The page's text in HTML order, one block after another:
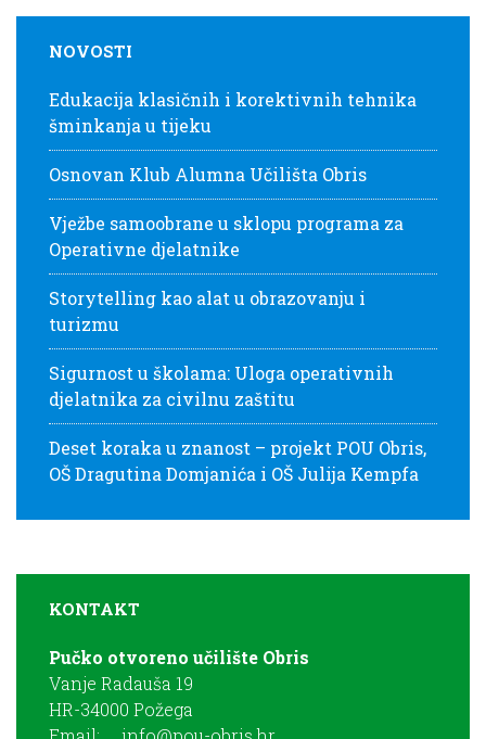
NOVOSTI
Edukacija klasičnih i korektivnih tehnika
šminkanja u tijeku
Osnovan Klub Alumna Učilišta Obris
Vježbe samoobrane u sklopu programa za
Operativne djelatnike
Storytelling kao alat u obrazovanju i
turizmu
Sigurnost u školama: Uloga operativnih
djelatnika za civilnu zaštitu
Deset koraka u znanost – projekt POU Obris,
OŠ Dragutina Domjanića i OŠ Julija Kempfa
KONTAKT
Pučko otvoreno učilište Obris
Vanje Radauša 19
HR-34000 Požega